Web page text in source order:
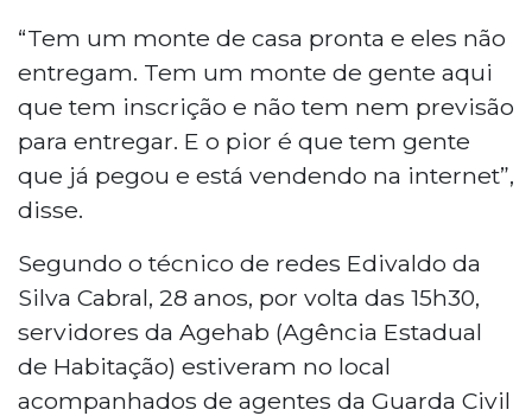
“Tem um monte de casa pronta e eles não
entregam. Tem um monte de gente aqui
que tem inscrição e não tem nem previsão
para entregar. E o pior é que tem gente
que já pegou e está vendendo na internet”,
disse.
Segundo o técnico de redes Edivaldo da
Silva Cabral, 28 anos, por volta das 15h30,
servidores da Agehab (Agência Estadual
de Habitação) estiveram no local
acompanhados de agentes da Guarda Civil